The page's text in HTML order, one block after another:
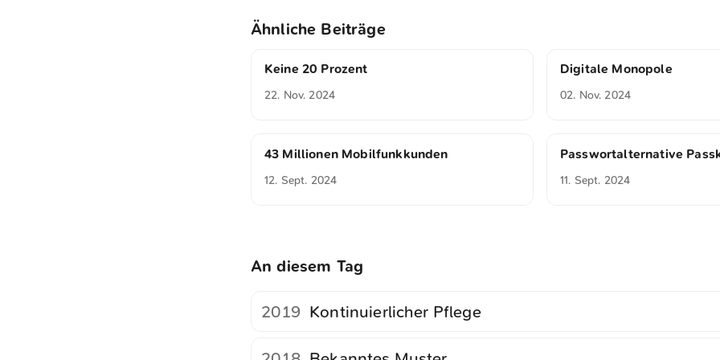
Ähnliche Beiträge
Keine 20 Prozent
22. Nov. 2024
Digitale Monopole
02. Nov. 2024
43 Millionen Mobilfunkkunden
12. Sept. 2024
Passwortalternative
11. Sept. 2024
An diesem Tag
2019 Kontinuierlicher Pflege